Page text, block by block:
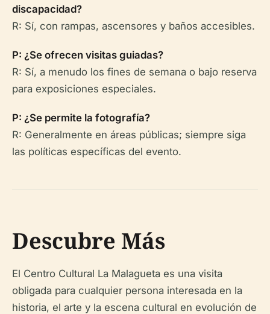
discapacidad?
R: Sí, con rampas, ascensores y baños accesibles.
P: ¿Se ofrecen visitas guiadas?
R: Sí, a menudo los fines de semana o bajo reserva
para exposiciones especiales.
P: ¿Se permite la fotografía?
R: Generalmente en áreas públicas; siempre siga
las políticas específicas del evento.
Descubre Más
El Centro Cultural La Malagueta es una visita
obligada para cualquier persona interesada en la
historia, el arte y la escena cultural en evolución de